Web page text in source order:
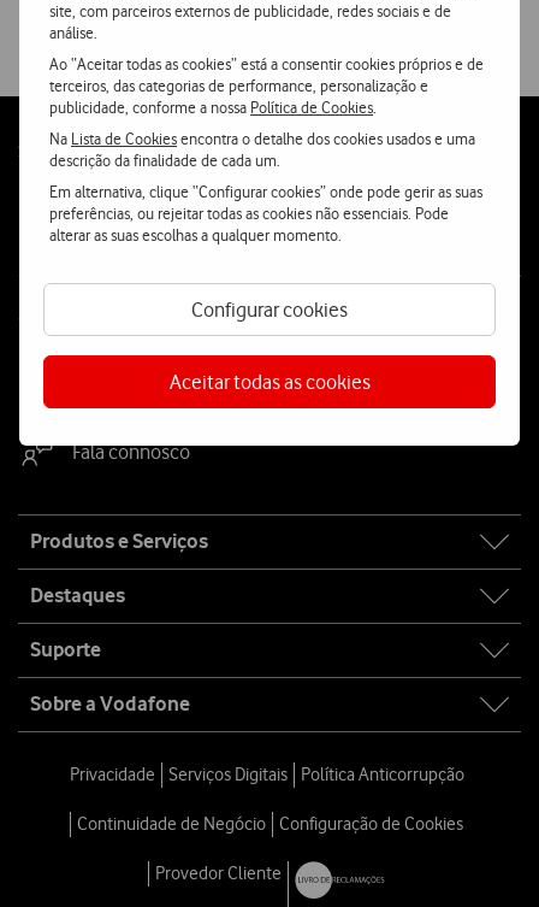
site, com parceiros externos de publicidade, redes sociais e de
análise.
Ao “Aceitar todas as cookies” está a consentir cookies próprios e de
terceiros, das categorias de performance, personalização e
publicidade, conforme a nossa Política de Cookies
Na Lista de Cookiesencontra o detalhe dos cookies usados e uma
descrição da finalidade de cada um.
Em alternativa, clique “Configurar cookies” onde pode gerir as suas
preferências, ou rejeitar todas as cookies não essenciais. Pode
alterar as suas escolhas a qualquer momento.
Configurar cookies
Aceitar todas as cookies
Follow
Social
Contacta-nos
Webchat
Fala connosco
map
Produtos e Serviços
Destaques
Suporte
Sobre a Vodafone
Privacidade Serviços Digitais Política Anticorrupção
Continuidade de Negócio Configuração de Cookies
Provedor Cliente